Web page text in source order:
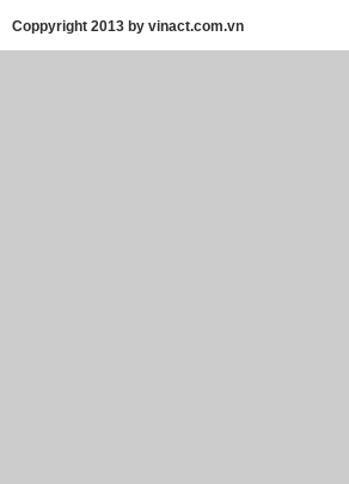
Coppyright 2013 by vinact.com.vn